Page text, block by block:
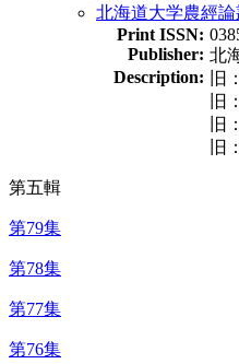
北海道大学農經論
Print ISSN:
Publisher: 北
Description:
旧
旧
旧
旧
第五輯
第79集
第78集
第77集
第76集